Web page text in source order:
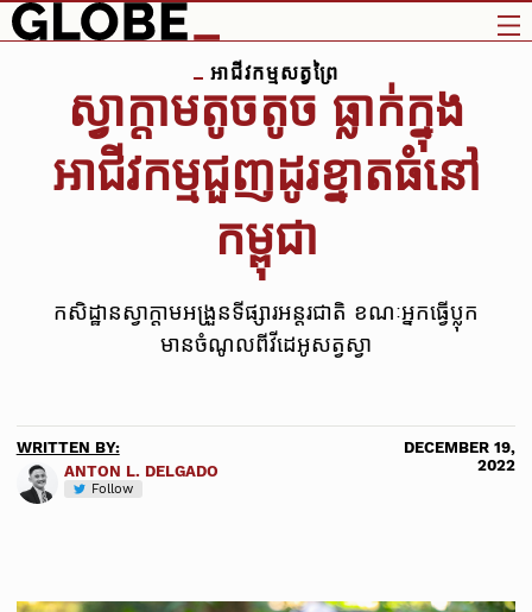
អាជីវកម្មសត្វព្រៃ
ស្វាក្ដាមតូចតូច ធ្លាក់ក្នុង
អាជីវកម្មជួញដូរខ្នាតធំនៅ
កម្ពុជា
កសិដ្ឋានស្វាក្តាមអង្រួនទីផ្សារអន្តរជាតិ ខណៈអ្នកធ្វើប្លុក
មានចំណូលពីវីដេអូសត្វស្វា
WRITTEN BY:
ANTON L. DELGADO
Follow
DECEMBER 19,
2022